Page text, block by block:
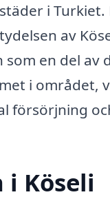
i Turkiet.
av
som en del av
i området,
försörjning
i Köseli